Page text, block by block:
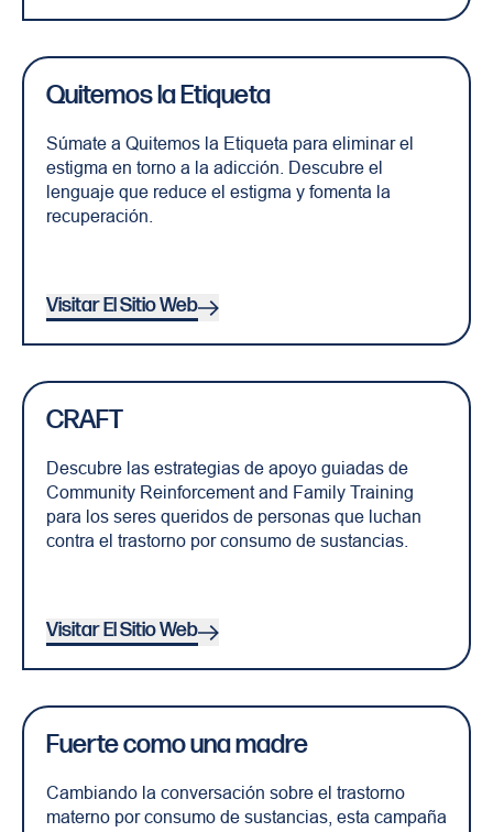
Quitemos la Etiqueta
Súmate a Quitemos la Etiqueta para eliminar el
estigma en torno a la adicción. Descubre el
lenguaje que reduce el estigma y fomenta la
recuperación.
Visitar El Sitio Web
CRAFT
Descubre las estrategias de apoyo guiadas de
Community Reinforcement and Family Training
para los seres queridos de personas que luchan
contra el trastorno por consumo de sustancias.
Visitar El Sitio Web
Fuerte como una madre
Cambiando la conversación sobre el trastorno
materno por consumo de sustancias, esta campaña